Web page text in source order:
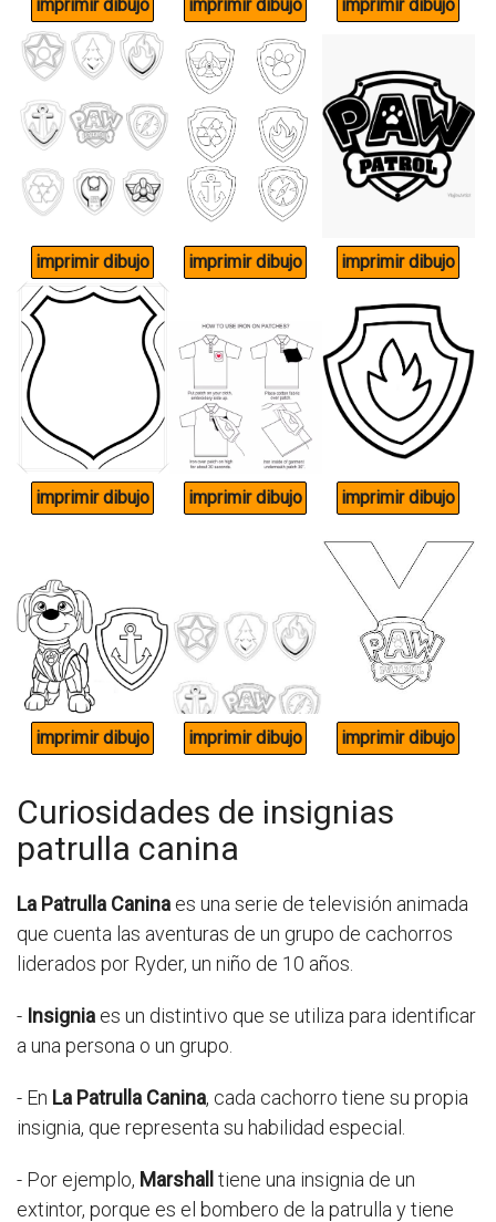
Curiosidades de insignias
patrulla canina
La Patrulla Canina es una serie de televisión animada
que cuenta las aventuras de un grupo de cachorros
liderados por Ryder, un niño de 10 años.
- Insignia es un distintivo que se utiliza para identificar
a una persona o un grupo.
- En La Patrulla Canina, cada cachorro tiene su propia
insignia, que representa su habilidad especial.
- Por ejemplo, Marshall tiene una insignia de un
extintor, porque es el bombero de la patrulla y tiene